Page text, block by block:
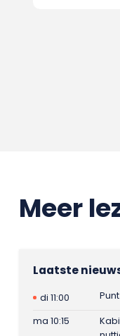
Meer
Laatste
di 11:00
ma 10:15